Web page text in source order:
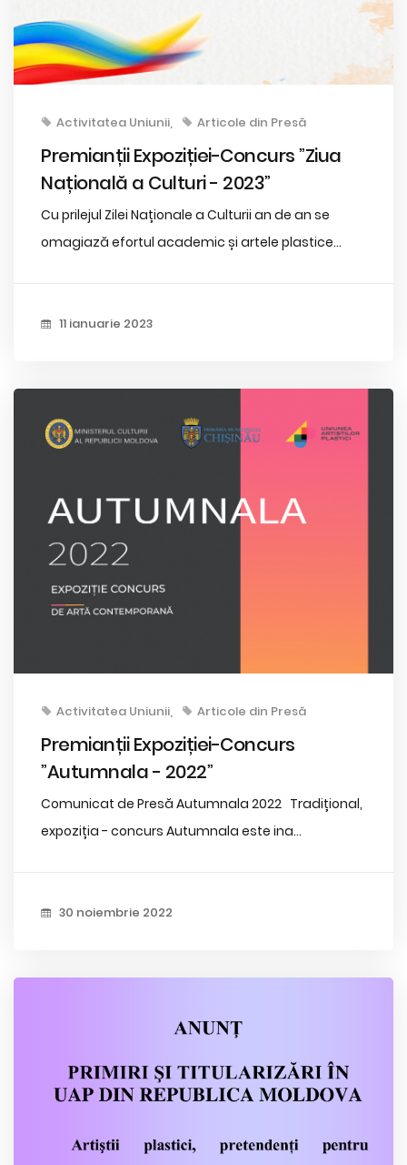
Activitatea Uniunii Articole din Presă
Premianții Expoziției-Concurs ”Ziua
Națională a Culturi - 2023”
Cu prilejul Zilei Naționale a Culturii an de an se
omagiază efortul academic și artele plastice...
11 ianuarie 2023
Activitatea Uniunii Articole din Presă
Premianții Expoziției-Concurs
”Autumnala - 2022”
Comunicat de Presă Autumnala 2022 Tradițional,
expoziția - concurs Autumnala este ina...
30 noiembrie 2022